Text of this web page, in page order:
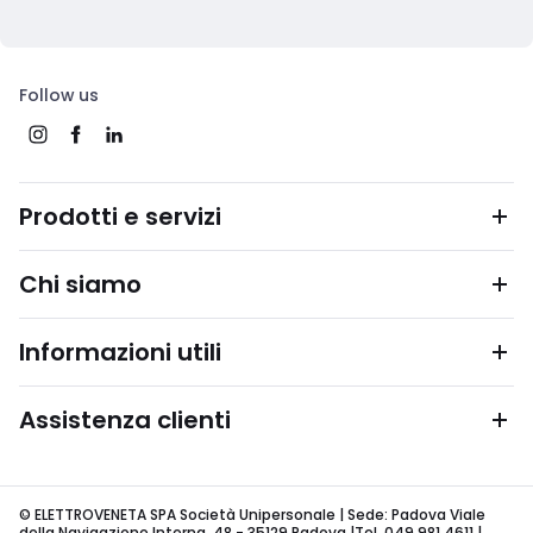
Follow us
Prodotti e servizi
Chi siamo
Informazioni utili
Assistenza clienti
© ELETTROVENETA SPA Società Unipersonale | Sede: Padova Viale